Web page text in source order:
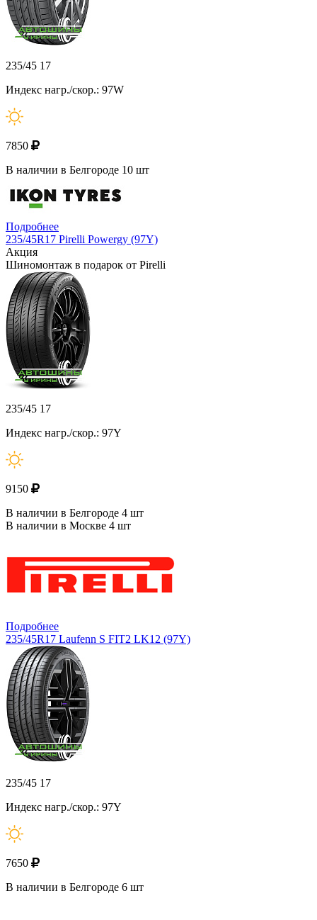
235/45 17
Индекс нагр./скор.: 97W
7850
В наличии в Белгороде 10 шт
Подробнее
235/45R17 Pirelli Powergy (97Y)
Акция
Шиномонтаж в подарок от Pirelli
235/45 17
Индекс нагр./скор.: 97Y
9150
В наличии в Белгороде 4 шт
В наличии в Москве 4 шт
Подробнее
235/45R17 Laufenn S FIT2 LK12 (97Y)
235/45 17
Индекс нагр./скор.: 97Y
7650
В наличии в Белгороде 6 шт